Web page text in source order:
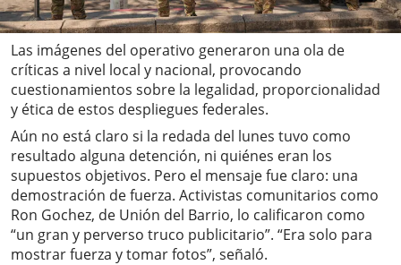
Las imágenes del operativo generaron una ola de
críticas a nivel local y nacional, provocando
cuestionamientos sobre la legalidad, proporcionalidad
y ética de estos despliegues federales.
Aún no está claro si la redada del lunes tuvo como
resultado alguna detención, ni quiénes eran los
supuestos objetivos. Pero el mensaje fue claro: una
demostración de fuerza. Activistas comunitarios como
Ron Gochez, de Unión del Barrio, lo calificaron como
“un gran y perverso truco publicitario”. “Era solo para
mostrar fuerza y tomar fotos”, señaló.